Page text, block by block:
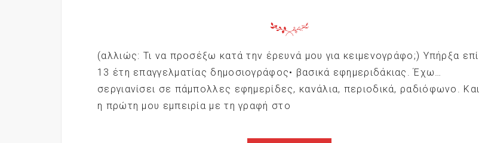
(αλλιώς: Τι να προσέξω κατά την έρευνά μου για κειμενογράφο;) Υπήρξα επί
13 έτη επαγγελματίας δημοσιογράφος• βασικά εφημεριδάκιας. Έχω…
σεργιανίσει σε πάμπολλες εφημερίδες, κανάλια, περιοδικά, ραδιόφωνο. Και
η πρώτη μου εμπειρία με τη γραφή στο